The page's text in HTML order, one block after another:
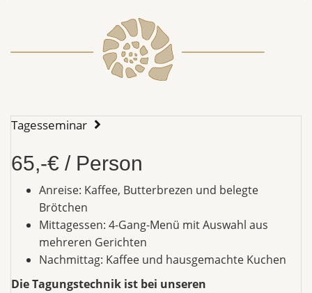
Tagesseminar
65,-€ / Person
Anreise: Kaffee, Butterbrezen und belegte
Brötchen
Mittagessen: 4-Gang-Menü mit Auswahl aus
mehreren Gerichten
Nachmittag: Kaffee und hausgemachte Kuchen
Die Tagungstechnik ist bei unseren